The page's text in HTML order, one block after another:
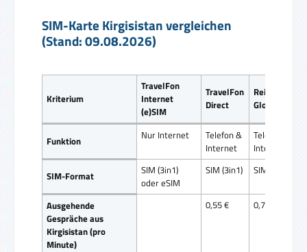
SIM-Karte Kirgisistan vergleichen
(Stand: 09.08.2026)
Kriterium
TravelFon
Internet
(e)SIM
TravelFon
Direct
ReiseSIM
Global SIM
Funktion Nur Internet
Telefon &
Internet
Telefon &
Internet
SIM-Format
SIM (3in1)
oder eSIM
SIM (3in1) SIM (3in1)
Ausgehende
Gespräche aus
Kirgisistan (pro
Minute)
0,55 € 0,75 €